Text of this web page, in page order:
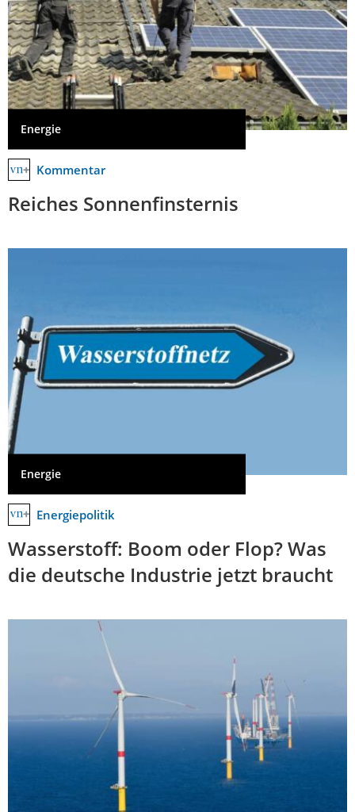
Energie
Kommentar
Reiches Sonnenfinsternis
Energie
Energiepolitik
Wasserstoff: Boom oder Flop? Was
die deutsche Industrie jetzt braucht